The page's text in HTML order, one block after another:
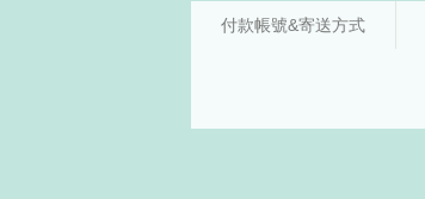
付款帳號&寄送方式